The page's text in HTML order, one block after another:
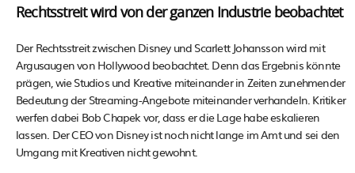
Rechtsstreit wird von der ganzen Industrie beobachtet
Der Rechtsstreit zwischen Disney und Scarlett Johansson wird mit
Argusaugen von Hollywood beobachtet. Denn das Ergebnis könnte
prägen, wie Studios und Kreative miteinander in Zeiten zunehmender
Bedeutung der Streaming-Angebote miteinander verhandeln. Kritiker
werfen dabei Bob Chapek vor, dass er die Lage habe eskalieren
lassen. Der CEO von Disney ist noch nicht lange im Amt und sei den
Umgang mit Kreativen nicht gewohnt.